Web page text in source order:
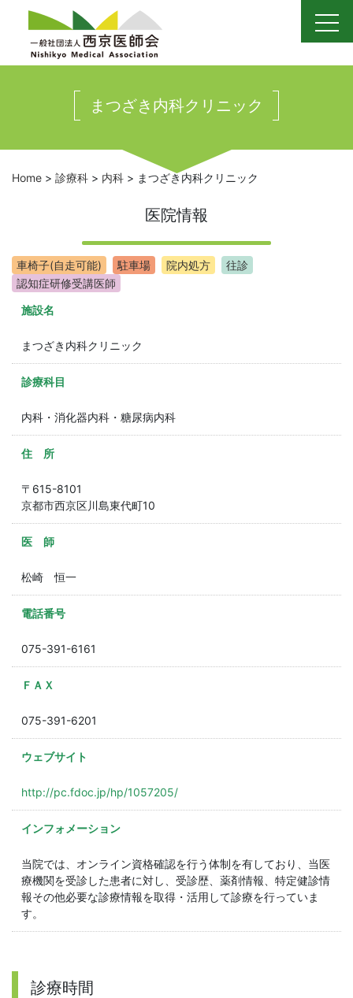
content
まつざき内科クリニック
Home > 診療科 > 内科 > まつざき内科クリニック
医院情報
車椅子(自走可能) 駐車場 院内処方
往診
認知症研修受講医師
施設名
まつざき内科クリニック
診療科目
内科・消化器内科・糖尿病内科
住 所
〒615-8101
京都市西京区川島東代町10
医 師
松崎 恒一
電話番号
075-391-6161
ＦＡＸ
075-391-6201
ウェブサイト
http://pc.fdoc.jp/hp/1057205/
インフォメーション
当院では、オンライン資格確認を行う体制を有しており、当医
療機関を受診した患者に対し、受診歴、薬剤情報、特定健診情
報その他必要な診療情報を取得・活用して診療を行っていま
す。
診療時間